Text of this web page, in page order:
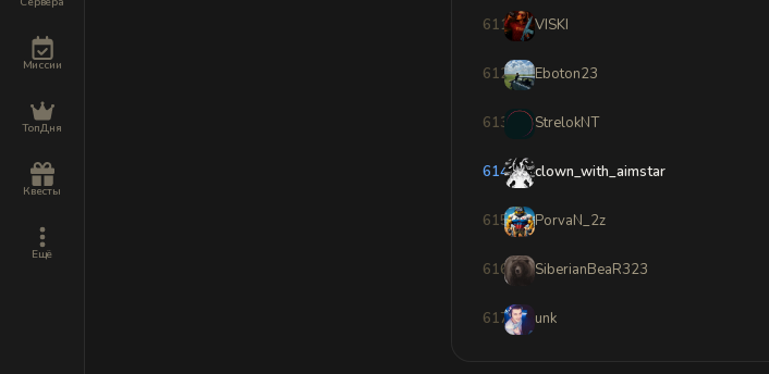
Миссии
ТопДня
Квесты
Ещё
611 VISKI
612 Eboton23
613 StrelokNT
614 clown_with_aimstar
615 PorvaN_2z
616 SiberianBeaR323
617 unk